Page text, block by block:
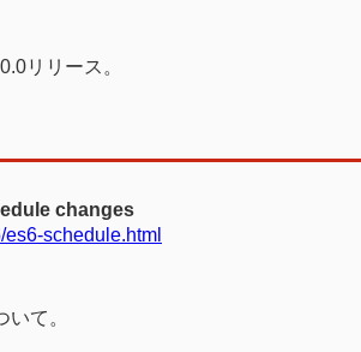
リリース。
changes
schedule.html
て。